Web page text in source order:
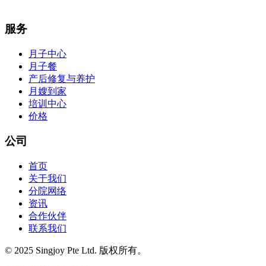
服务
月子中心
月子餐
产后修复与养护
月嫂到家
培训中心
价格
公司
首页
关于我们
分院网络
资讯
合作伙伴
联系我们
© 2025 Singjoy Pte Ltd. 版权所有。